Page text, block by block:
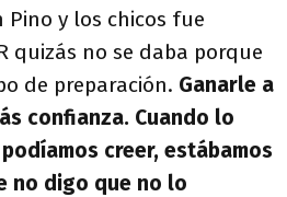
y los chicos fue
quizás no se daba porque
de preparación. Ganarle a
confianza. Cuando lo
creer, estábamos
no digo que no lo